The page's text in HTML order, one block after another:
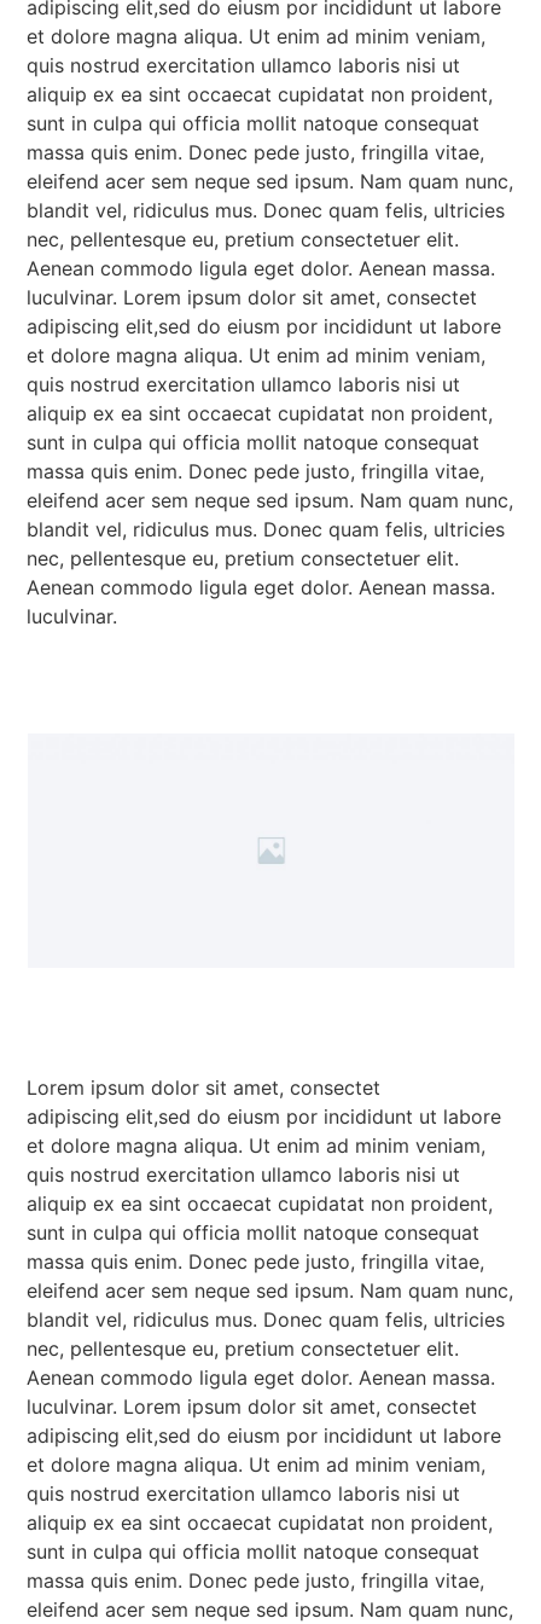
adipiscing elit,sed do eiusm por incididunt ut labore
et dolore magna aliqua. Ut enim ad minim veniam,
quis nostrud exercitation ullamco laboris nisi ut
aliquip ex ea sint occaecat cupidatat non proident,
sunt in culpa qui officia mollit natoque consequat
massa quis enim. Donec pede justo, fringilla vitae,
eleifend acer sem neque sed ipsum. Nam quam nunc,
blandit vel, ridiculus mus. Donec quam felis, ultricies
nec, pellentesque eu, pretium consectetuer elit.
Aenean commodo ligula eget dolor. Aenean massa.
luculvinar. Lorem ipsum dolor sit amet, consectet
adipiscing elit,sed do eiusm por incididunt ut labore
et dolore magna aliqua. Ut enim ad minim veniam,
quis nostrud exercitation ullamco laboris nisi ut
aliquip ex ea sint occaecat cupidatat non proident,
sunt in culpa qui officia mollit natoque consequat
massa quis enim. Donec pede justo, fringilla vitae,
eleifend acer sem neque sed ipsum. Nam quam nunc,
blandit vel, ridiculus mus. Donec quam felis, ultricies
nec, pellentesque eu, pretium consectetuer elit.
Aenean commodo ligula eget dolor. Aenean massa.
luculvinar.
Lorem ipsum dolor sit amet, consectet
adipiscing elit,sed do eiusm por incididunt ut labore
et dolore magna aliqua. Ut enim ad minim veniam,
quis nostrud exercitation ullamco laboris nisi ut
aliquip ex ea sint occaecat cupidatat non proident,
sunt in culpa qui officia mollit natoque consequat
massa quis enim. Donec pede justo, fringilla vitae,
eleifend acer sem neque sed ipsum. Nam quam nunc,
blandit vel, ridiculus mus. Donec quam felis, ultricies
nec, pellentesque eu, pretium consectetuer elit.
Aenean commodo ligula eget dolor. Aenean massa.
luculvinar. Lorem ipsum dolor sit amet, consectet
adipiscing elit,sed do eiusm por incididunt ut labore
et dolore magna aliqua. Ut enim ad minim veniam,
quis nostrud exercitation ullamco laboris nisi ut
aliquip ex ea sint occaecat cupidatat non proident,
sunt in culpa qui officia mollit natoque consequat
massa quis enim. Donec pede justo, fringilla vitae,
eleifend acer sem neque sed ipsum. Nam quam nunc,